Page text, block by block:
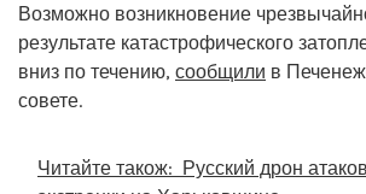
Возможно возникновение
результате катастрофического
вниз по течению, сообщили в
совете.
Читайте також: Русский дрон